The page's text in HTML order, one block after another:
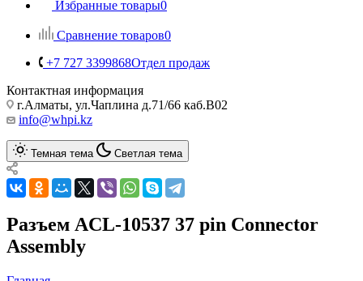
Избранные товары0
Сравнение товаров0
+7 727 3399868Отдел продаж
Контактная информация
г.Алматы, ул.Чаплина д.71/66 каб.B02
info@whpi.kz
Темная тема Светлая тема
Разъем ACL-10537 37 pin Connector
Assembly